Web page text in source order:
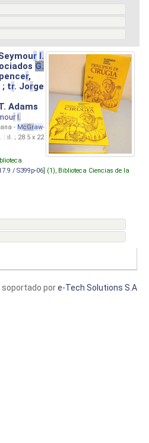
r I.
G.
r,
; tr. Jorge
Adams
r I.
- McGraw-
: il. ; 28.5 x 22
/ S399p-06 ] (1), Biblioteca Ciencias de la
soportado pore-Tech Solutions S.A